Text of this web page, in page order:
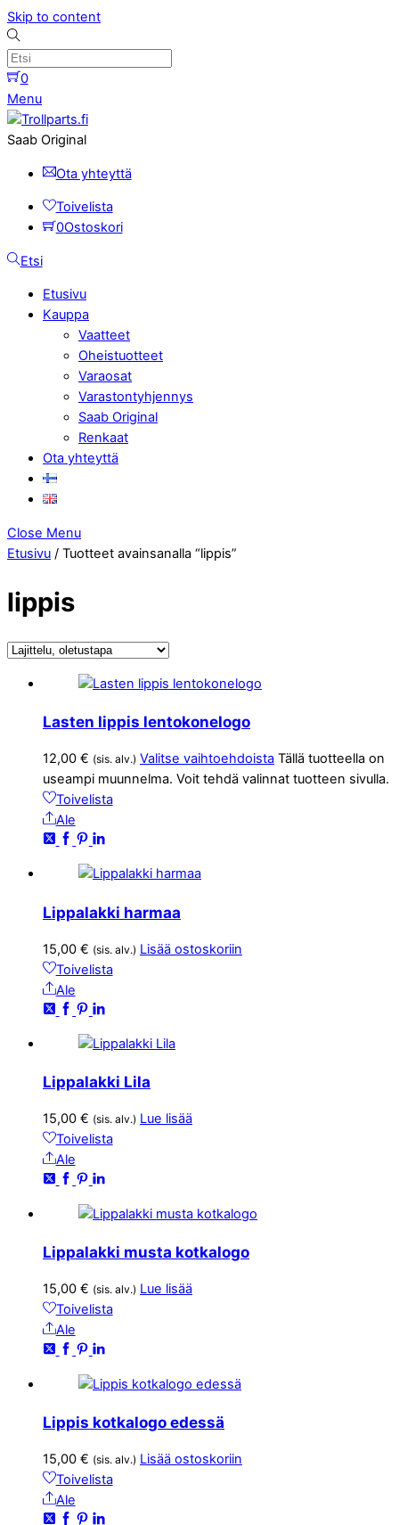
Skip to content
0
Menu
Saab Original
Ota yhteyttä
Toivelista
0Ostoskori
Etsi
Etusivu
Kauppa
Vaatteet
Oheistuotteet
Varaosat
Varastontyhjennys
Saab Original
Renkaat
Ota yhteyttä
Close Menu
Etusivu / Tuotteet avainsanalla “lippis”
lippis
Lasten lippis lentokonelogo
12,00 € (sis. alv.) Valitse vaihtoehdoista Tällä tuotteella on
useampi muunnelma. Voit tehdä valinnat tuotteen sivulla.
Toivelista
Ale
Lippalakki harmaa
15,00 € (sis. alv.) Lisää ostoskoriin
Toivelista
Ale
Lippalakki Lila
15,00 € (sis. alv.) Lue lisää
Toivelista
Ale
Lippalakki musta kotkalogo
15,00 € (sis. alv.) Lue lisää
Toivelista
Ale
Lippis kotkalogo edessä
15,00 € (sis. alv.) Lisää ostoskoriin
Toivelista
Ale